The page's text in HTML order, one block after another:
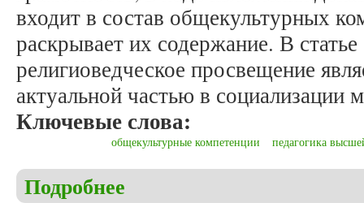
входит в состав общекультурных
раскрывает их содержание. В
религиоведческое просвещение
актуальной частью в социализации
Ключевые слова:
общекультурные компетенции педагогика
Подробнее